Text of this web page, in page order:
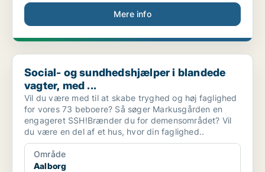
Mere info
Social- og sundhedshjælper i blandede vagter, med ...
Social- og sundhedshjælper i blandede
vagter, med ...
Vil du være med til at skabe tryghed og høj faglighed
for vores 73 beboere? Så søger Markusgården en
engageret SSH!Brænder du for demensområdet? Vil
du være en del af et hus, hvor din faglighed..
Område
Aalborg